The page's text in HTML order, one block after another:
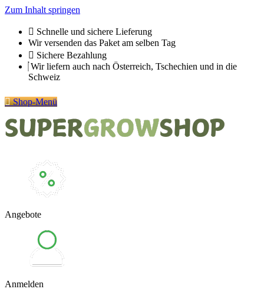
Zum Inhalt springen
Schnelle und sichere Lieferung
Wir versenden das Paket am selben Tag
Sichere Bezahlung
Wir liefern auch nach Österreich, Tschechien und in die
Schweiz
Shop-Menü
Angebote
Anmelden